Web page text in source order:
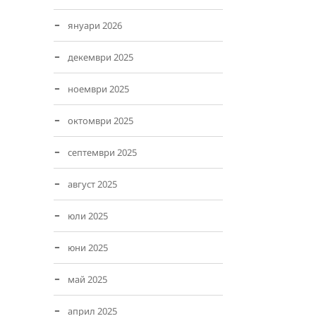
януари 2026
декември 2025
ноември 2025
октомври 2025
септември 2025
август 2025
юли 2025
юни 2025
май 2025
април 2025